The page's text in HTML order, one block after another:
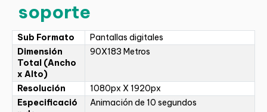
soporte
Sub Formato
Pantallas digitales
Dimensión
Total (Ancho
x Alto)
90X183 Metros
Resolución
1080px X 1920px
Especificació
Animación de 10 segundos